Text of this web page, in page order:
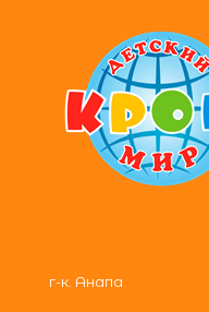
г-к. Анапа